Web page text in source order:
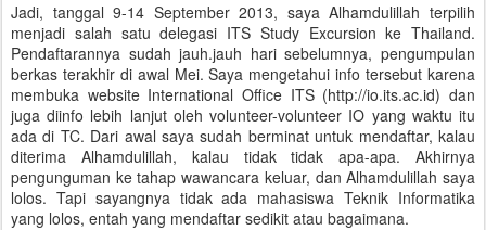
Jadi, tanggal 9-14 September 2013, saya Alhamdulillah terpilih
menjadi salah satu delegasi ITS Study Excursion ke Thailand.
Pendaftarannya sudah jauh.jauh hari sebelumnya, pengumpulan
berkas terakhir di awal Mei. Saya mengetahui info tersebut karena
membuka website International Office ITS (http://io.its.ac.id) dan
juga diinfo lebih lanjut oleh volunteer-volunteer IO yang waktu itu
ada di TC. Dari awal saya sudah berminat untuk mendaftar, kalau
diterima Alhamdulillah, kalau tidak tidak apa-apa. Akhirnya
pengunguman ke tahap wawancara keluar, dan Alhamdulillah saya
lolos. Tapi sayangnya tidak ada mahasiswa Teknik Informatika
yang lolos, entah yang mendaftar sedikit atau bagaimana.